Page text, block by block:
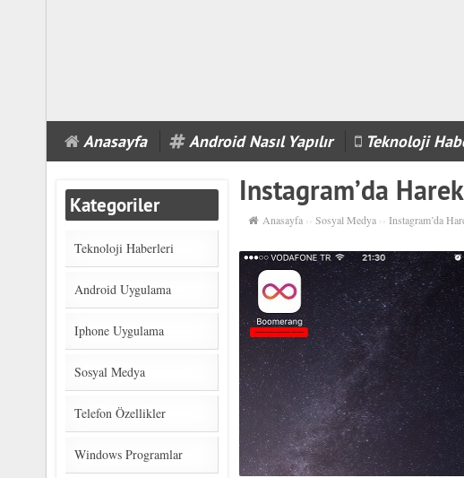
Anasayfa Android Nasıl Yapılır Teknoloji
Instagram’da
Anasayfa ››Sosyal Medya ››Instagram’da
Kategoriler
Teknoloji Haberleri
Android Uygulama
Iphone Uygulama
Sosyal Medya
Telefon Özellikler
Windows Programlar